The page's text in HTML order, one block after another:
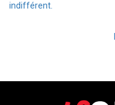
indifférent.